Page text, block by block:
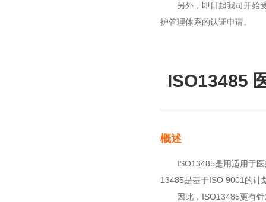
另外，即日起我司开始受
护管理体系的认证申请。
ISO13485
概述
ISO13485是用适用于医
13485是基于ISO 9001的计
因此，ISO13485更有针